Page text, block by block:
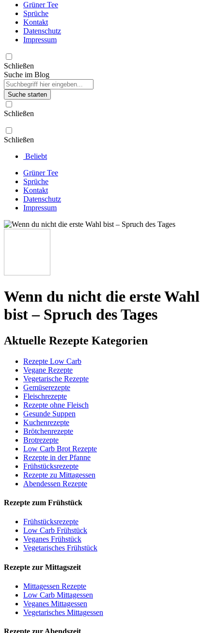
Grüner Tee
Sprüche
Kontakt
Datenschutz
Impressum
Schließen
Suche im Blog
Suche starten
Schließen
Schließen
Beliebt
Grüner Tee
Sprüche
Kontakt
Datenschutz
Impressum
Wenn du nicht die erste Wahl
bist – Spruch des Tages
Aktuelle Rezepte Kategorien
Rezepte Low Carb
Vegane Rezepte
Vegetarische Rezepte
Gemüserezepte
Fleischrezepte
Rezepte ohne Fleisch
Gesunde Suppen
Kuchenrezepte
Brötchenrezepte
Brotrezepte
Low Carb Brot Rezepte
Rezepte in der Pfanne
Frühstücksrezepte
Rezepte zu Mittagessen
Abendessen Rezepte
Rezepte zum Frühstück
Frühstücksrezepte
Low Carb Frühstück
Veganes Frühstück
Vegetarisches Frühstück
Rezepte zur Mittagszeit
Mittagessen Rezepte
Low Carb Mittagessen
Veganes Mittagessen
Vegetarisches Mittagessen